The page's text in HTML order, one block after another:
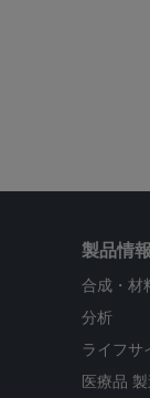
製品情報
合成・材
分析
ライフサ
医療品